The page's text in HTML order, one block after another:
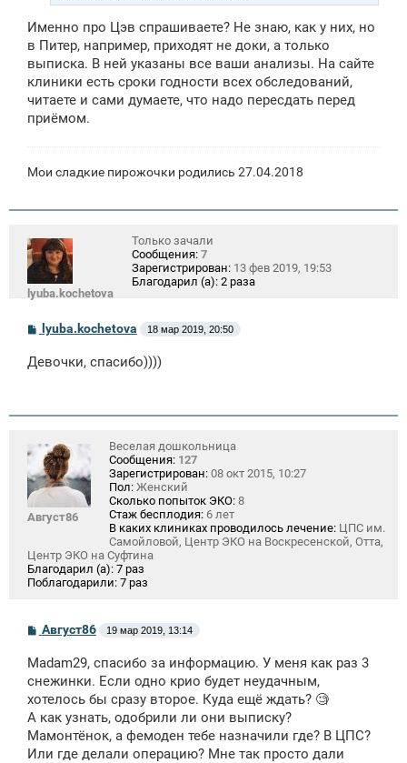
Именно про Цэв спрашиваете? Не знаю, как у них, но
в Питер, например, приходят не доки, а только
выписка. В ней указаны все ваши анализы. На сайте
клиники есть сроки годности всех обследований,
читаете и сами думаете, что надо пересдать перед
приёмом.
Мои сладкие пирожочки родились 27.04.2018
lyuba.kochetova
Только зачали
Сообщения: 7
Зарегистрирован: 13 фев 2019, 19:53
Благодарил (а): 2 раза
С
б
и
lyuba.kochetova 18 мар 2019, 20:50
Девочки, спасибо))))
Август86
Веселая дошкольница
Сообщения: 127
Зарегистрирован: 08 окт 2015, 10:27
Пол: Женский
Сколько попыток ЭКО: 8
Стаж бесплодия: 6 лет
В каких клиниках проводилось лечение: ЦПС им.
Самойловой, Центр ЭКО на Воскресенской, Отта,
Центр ЭКО на Суфтина
Благодарил (а): 7 раз
Поблагодарили: 7 раз
С
б
щ
н
и
е
Август86 19 мар 2019, 13:14
Madam29, спасибо за информацию. У меня как раз 3
снежинки. Если одно крио будет неудачным,
хотелось бы сразу второе. Куда ещё ждать? 🧐
А как узнать, одобрили ли они выписку?
Мамонтёнок, а фемоден тебе назначили где? В ЦПС?
Или где делали операцию? Мне так просто дали